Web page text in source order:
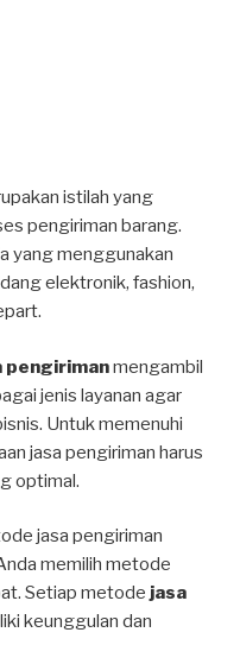
istilah yang
pengiriman barang.
yang menggunakan
elektronik, fashion,
pengirimanmengambil
jenis layanan agar
Untuk memenuhi
jasa pengiriman harus
optimal.
jasa pengiriman
memilih metode
Setiap metode jasa
keunggulan dan